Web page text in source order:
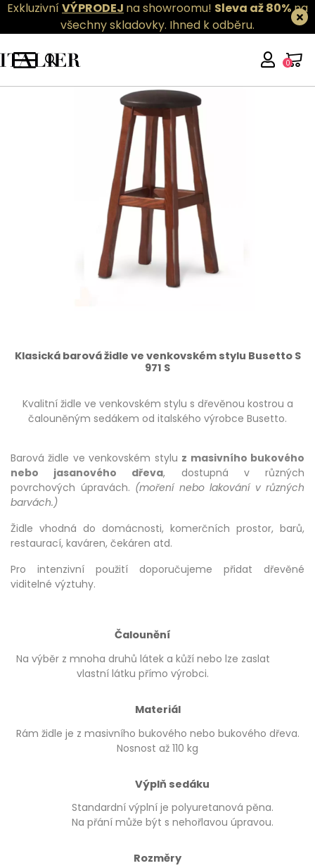
ExkluzivníVÝPRODEJ na showroomu! Sleva až 80%na
všechny skladovky. Ihned k odběru.
0
Klasická barová židle ve venkovském stylu Busetto S
971 S
Kvalitní židle ve venkovském stylu s dřevěnou kostrou a
čalouněným sedákem od italského výrobce Busetto.
Barová židle ve venkovském stylu z masivního bukového
nebo jasanového dřeva, dostupná v různých
povrchových úpravách. (moření nebo lakování v různých
barvách.)
Židle vhodná do domácnosti, komerčních prostor, barů,
restaurací, kaváren, čekáren atd.
Pro intenzivní použití doporučujeme přidat dřevěné
viditelné výztuhy.
Čalounění
Na výběr z mnoha druhů látek a kůží nebo lze zaslat
vlastní látku přímo výrobci.
Materiál
Rám židle je z masivního bukového nebo bukového dřeva.
Nosnost až 110 kg
Výplň sedáku
Standardní výplní je polyuretanová pěna.
Na přání může být s nehořlavou úpravou.
Rozměry